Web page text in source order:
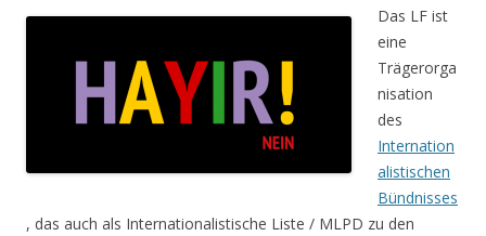
Das LF ist
eine
Trägerorga
nisation
des
Internation
alistischen
Bündnisses
, das auch als Internationalistische Liste / MLPD zu den